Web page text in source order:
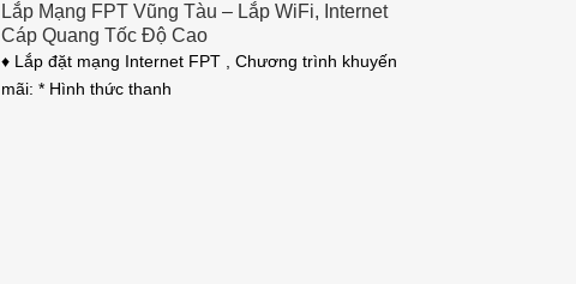
Lắp Mạng FPT Vũng Tàu – Lắp WiFi, Internet
Cáp Quang Tốc Độ Cao
♦ Lắp đặt mạng Internet FPT , Chương trình khuyến
mãi: * Hình thức thanh